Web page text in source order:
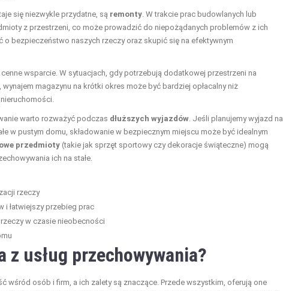
się niezwykle przydatne, są remonty . W trakcie prac budowlanych lub
z przestrzeni, co może prowadzić do niepożądanych problemów z ich
bezpieczeństwo naszych rzeczy oraz skupić się na efektywnym
wsparcie. W sytuacjach, gdy potrzebują dodatkowej przestrzeni na
magazynu na krótki okres może być bardziej opłacalny niż
warto rozważyć podczas dłuższych wyjazdów . Jeśli planujemy wyjazd na
w pustym domu, składowanie w bezpiecznym miejscu może być idealnym
przedmioty (takie jak sprzęt sportowy czy dekoracje świąteczne) mogą
ich na stałe.
rzeczy
i łatwiejszy przebieg prac
w czasie nieobecności
usług przechowywania?
wśród osób i firm, a ich zalety są znaczące. Przede wszystkim, oferują one